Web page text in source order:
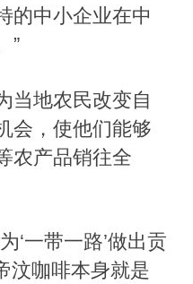
的中小企业在中
”
当地农民改变自
会，使他们能够
农产品销往全
‘一带一路’做出贡
汶咖啡本身就是